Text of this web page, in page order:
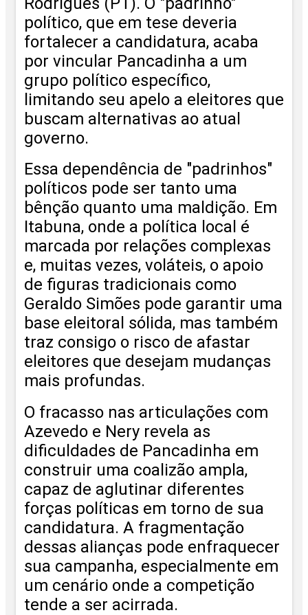
político, que em tese deveria
fortalecer a candidatura, acaba
por vincular Pancadinha a um
grupo político específico,
limitando seu apelo a eleitores que
buscam alternativas ao atual
governo.
Essa dependência de "padrinhos"
políticos pode ser tanto uma
bênção quanto uma maldição. Em
Itabuna, onde a política local é
marcada por relações complexas
e, muitas vezes, voláteis, o apoio
de figuras tradicionais como
Geraldo Simões pode garantir uma
base eleitoral sólida, mas também
traz consigo o risco de afastar
eleitores que desejam mudanças
mais profundas.
O fracasso nas articulações com
Azevedo e Nery revela as
dificuldades de Pancadinha em
construir uma coalizão ampla,
capaz de aglutinar diferentes
forças políticas em torno de sua
candidatura. A fragmentação
dessas alianças pode enfraquecer
sua campanha, especialmente em
um cenário onde a competição
tende a ser acirrada.